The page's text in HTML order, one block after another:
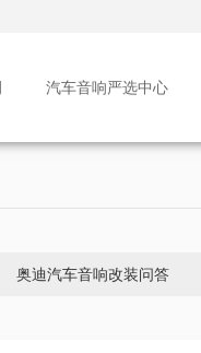
汽车音响严选中心
奥迪汽车音响改装问答